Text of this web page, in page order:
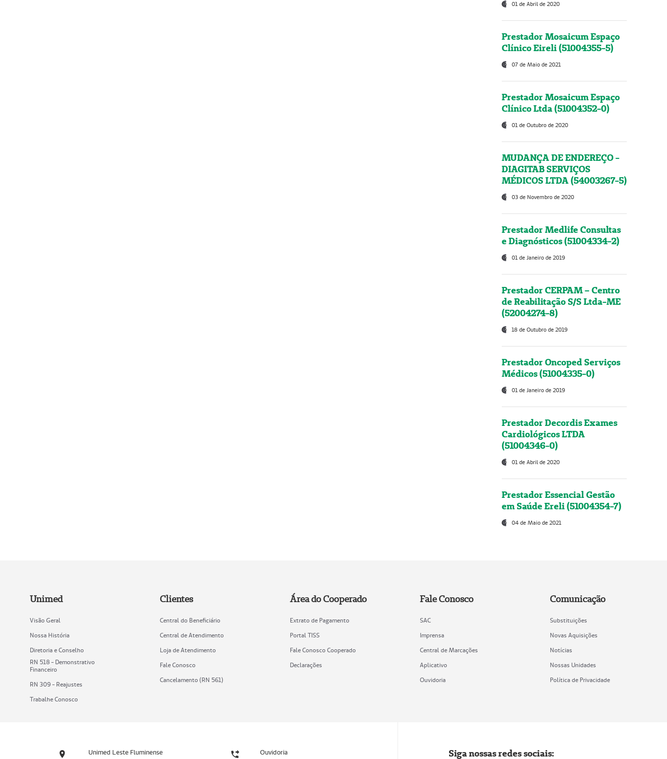
01 de Abril de 2020
Prestador Mosaicum Espaço
Clínico Eireli (51004355-5)
07 de Maio de 2021
Prestador Mosaicum Espaço
Clínico Ltda (51004352-0)
01 de Outubro de 2020
MUDANÇA DE ENDEREÇO -
DIAGITAB SERVIÇOS
MÉDICOS LTDA (54003267-5)
03 de Novembro de 2020
Prestador Medlife Consultas
e Diagnósticos (51004334-2)
01 de Janeiro de 2019
Prestador CERPAM – Centro
de Reabilitação S/S Ltda-ME
(52004274-8)
18 de Outubro de 2019
Prestador Oncoped Serviços
Médicos (51004335-0)
01 de Janeiro de 2019
Prestador Decordis Exames
Cardiológicos LTDA
(51004346-0)
01 de Abril de 2020
Prestador Essencial Gestão
em Saúde Ereli (51004354-7)
04 de Maio de 2021
Unimed
Visão Geral
Nossa História
Diretoria e Conselho
RN 518 - Demonstrativo
Financeiro
RN 309 - Reajustes
Trabalhe Conosco
Clientes
Central do Beneficiário
Central de Atendimento
Loja de Atendimento
Fale Conosco
Cancelamento (RN 561)
Área do Cooperado
Extrato de Pagamento
Portal TISS
Fale Conosco Cooperado
Declarações
Fale Conosco
SAC
Imprensa
Central de Marcações
Aplicativo
Ouvidoria
Comunicação
Substituições
Novas Aquisições
Notícias
Nossas Unidades
Política de Privacidade
Unimed Leste Fluminense Ouvidoria Siga nossas redes sociais: